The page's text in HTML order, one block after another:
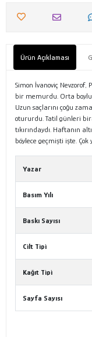
Ürün Açıklaması
Simon İvanoviç
bir memurdu. Orta
Uzun saçlarını çoğu
otururdu. Tatil günleri
tıkırındaydı. Haftanın
böylece geçmişti işte.
Yazar
Basım Yılı
Baskı Sayısı
Cilt Tipi
Kağıt Tipi
Sayfa Sayısı